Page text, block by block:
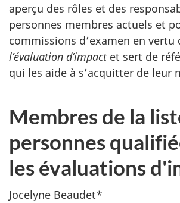
aperçu des rôles et des
personnes membres actuels et
commissions d’examen en vertu
l’évaluation d’impactet sert de
qui les aide à s’acquitter de leur
Membres de la
personnes
les évaluations
Jocelyne Beaudet*